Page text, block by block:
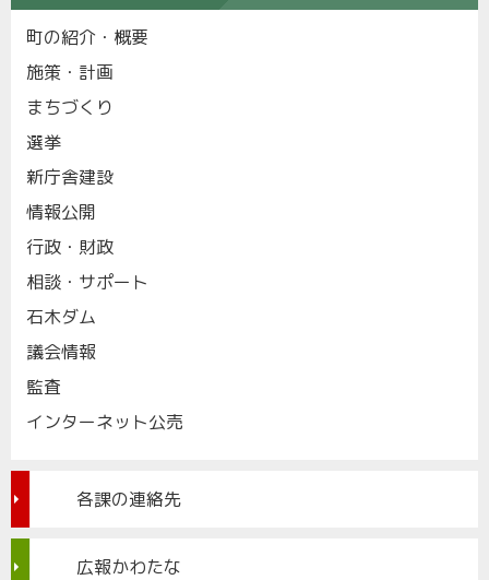
町の紹介・概要
施策・計画
まちづくり
選挙
新庁舎建設
情報公開
行政・財政
相談・サポート
石木ダム
議会情報
監査
インターネット公売
各課の連絡先
広報かわたな